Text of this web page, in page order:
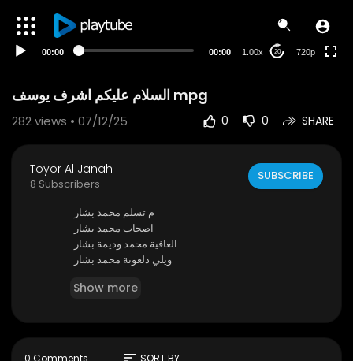
00:00 00:00 1.00x 20 720p
السلام عليكم اشرف يوسف mpg
282views • 07/12/25 0 0 SHARE
Toyor Al Janah
8 Subscribers
SUBSCRIBE
⁣م تسلم محمد بشار
اصحاب محمد بشار
العافية محمد وديمة بشار
ويلي دلعونة محمد بشار
احلى سهرة ديمة بشار
Show more
0 Comments sort SORT BY